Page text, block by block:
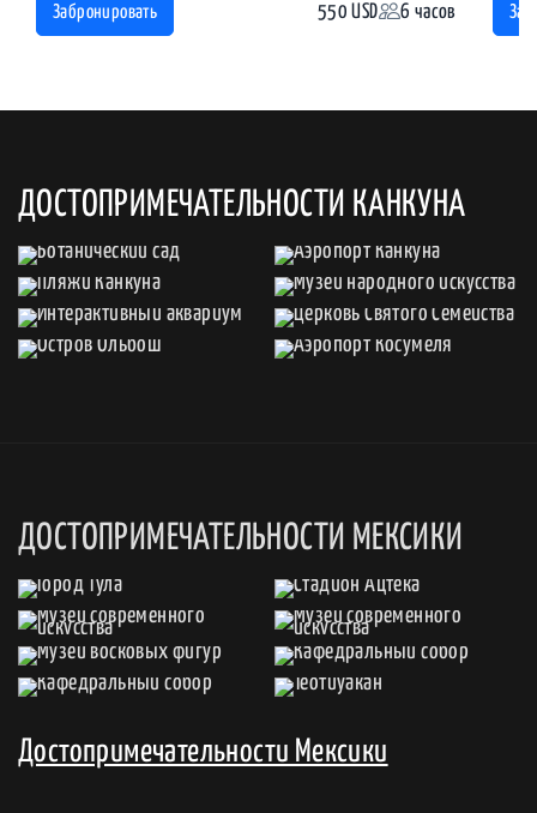
Забронировать 550 USD 6 часов
ДОСТОПРИМЕЧАТЕЛЬНОСТИ КАНКУНА
ДОСТОПРИМЕЧАТЕЛЬНОСТИ МЕКСИКИ
Достопримечательности Мексики